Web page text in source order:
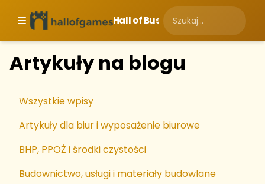
Hall of Business
Artykuły na blogu
Wszystkie wpisy
Artykuły dla biur i wyposażenie biurowe
BHP, PPOŻ i środki czystości
Budownictwo, usługi i materiały budowlane